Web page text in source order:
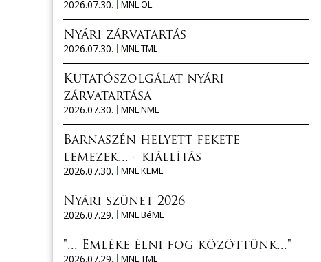
2026.07.30.
MNL OL
Nyári zárvatartás
2026.07.30.
MNL TML
Kutatószolgálat nyári
zárvatartása
2026.07.30.
MNL NML
Barnaszén helyett fekete
lemezek... - kiállítás
2026.07.30.
MNL KEML
Nyári szünet 2026
2026.07.29.
MNL BéML
"... Emléke élni fog közöttünk..."
2026.07.29.
MNL TML